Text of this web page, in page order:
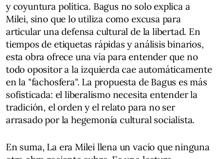
y coyuntura política. Bagus no solo explica a
Milei, sino que lo utiliza como excusa para
articular una defensa cultural de la libertad. En
tiempos de etiquetas rápidas y análisis binarios,
esta obra ofrece una vía para entender que no
todo opositor a la izquierda cae automáticamente
en la "fachosfera". La propuesta de Bagus es más
sofisticada: el liberalismo necesita entender la
tradición, el orden y el relato para no ser
arrasado por la hegemonía cultural socialista.
En suma, La era Milei llena un vacío que ninguna